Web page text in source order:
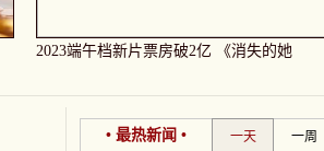
2023端午档新片票房破2亿 《消失的她
• 最热新闻 • 一天 一周